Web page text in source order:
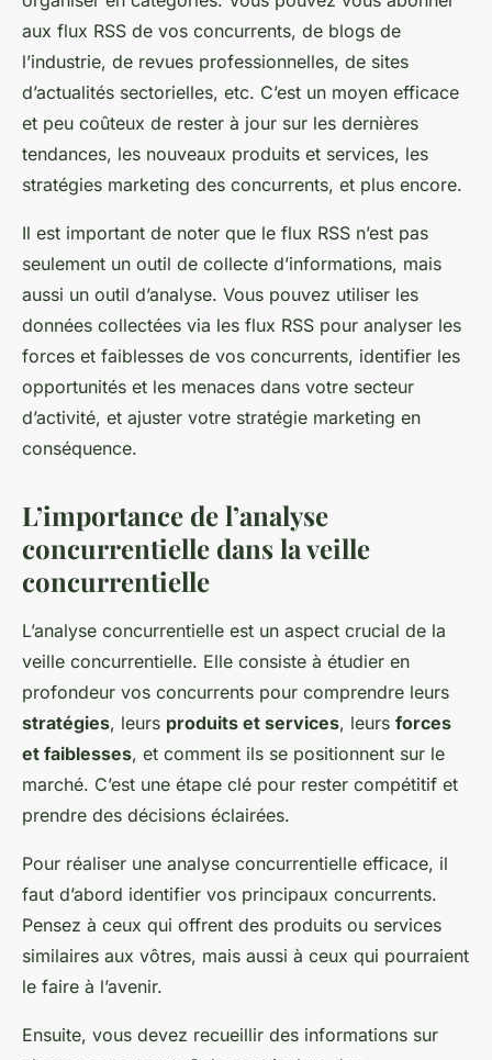
aux flux RSS de vos concurrents, de blogs de
l’industrie, de revues professionnelles, de sites
d’actualités sectorielles, etc. C’est un moyen efficace
et peu coûteux de rester à jour sur les dernières
tendances, les nouveaux produits et services, les
stratégies marketing des concurrents, et plus encore.
Il est important de noter que le flux RSS n’est pas
seulement un outil de collecte d’informations, mais
aussi un outil d’analyse. Vous pouvez utiliser les
données collectées via les flux RSS pour analyser les
forces et faiblesses de vos concurrents, identifier les
opportunités et les menaces dans votre secteur
d’activité, et ajuster votre stratégie marketing en
conséquence.
L’importance de l’analyse
concurrentielle dans la veille
concurrentielle
L’analyse concurrentielle est un aspect crucial de la
veille concurrentielle. Elle consiste à étudier en
profondeur vos concurrents pour comprendre leurs
stratégies, leurs produits et services, leurs forces
et faiblesses, et comment ils se positionnent sur le
marché. C’est une étape clé pour rester compétitif et
prendre des décisions éclairées.
Pour réaliser une analyse concurrentielle efficace, il
faut d’abord identifier vos principaux concurrents.
Pensez à ceux qui offrent des produits ou services
similaires aux vôtres, mais aussi à ceux qui pourraient
le faire à l’avenir.
Ensuite, vous devez recueillir des informations sur